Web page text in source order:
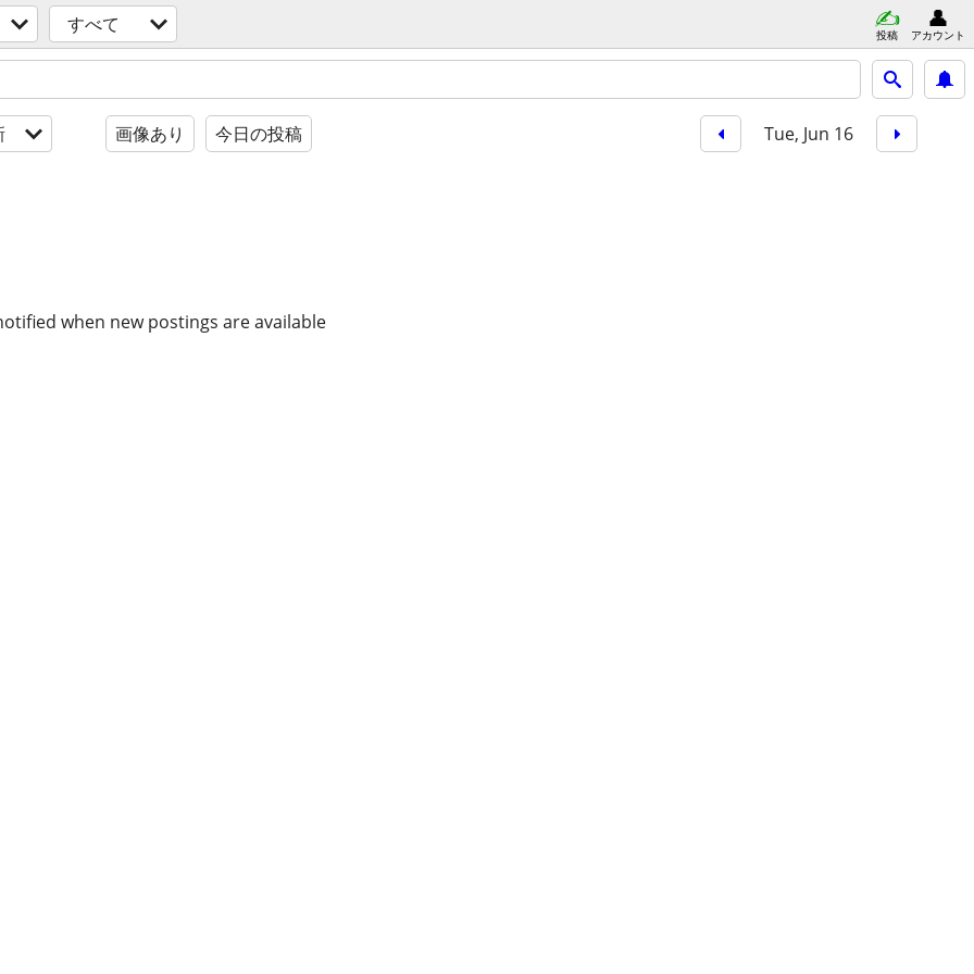
すべて 投稿 アカウント
画像あり 今日の投稿 Tue, Jun 16
when new postings are available